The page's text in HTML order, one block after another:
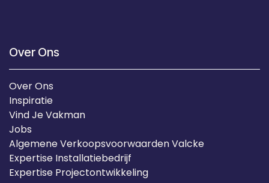
Over Ons
Over Ons
Inspiratie
Vind Je Vakman
Jobs
Algemene Verkoopsvoorwaarden Valcke
Expertise Installatiebedrijf
Expertise Projectontwikkeling